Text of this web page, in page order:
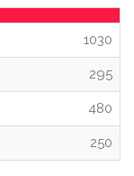
1030
295
480
250